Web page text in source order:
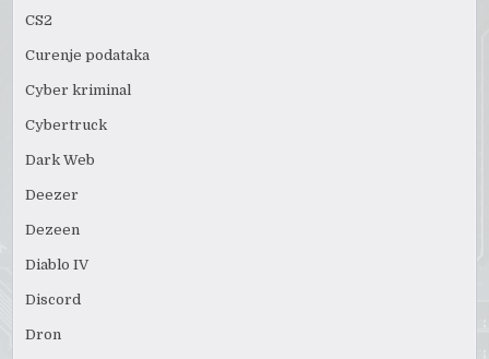
CS2
Curenje podataka
Cyber kriminal
Cybertruck
Dark Web
Deezer
Dezeen
Diablo IV
Discord
Dron